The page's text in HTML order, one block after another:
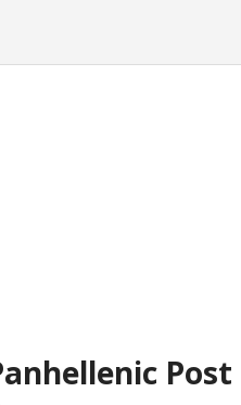
Post